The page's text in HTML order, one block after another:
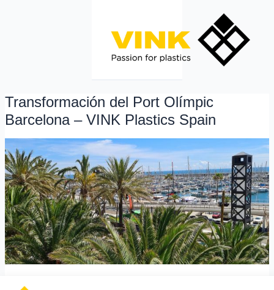
Transformación del Port Olímpic
Barcelona – VINK Plastics Spain
VINK Plastics Spain contribuye en la transformación del nuevo
Transformación
del
Port
Olímpic
Barcelona
–
VINK
Plastics
Spain